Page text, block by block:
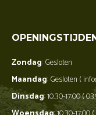
Zondag: Gesloten
Maandag: Gesloten (
Dinsdag: 10.30-17:00 (